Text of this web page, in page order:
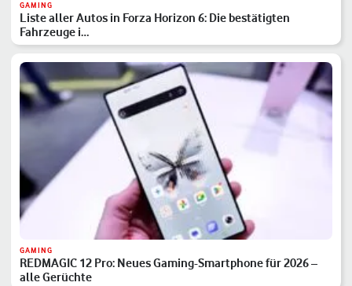
GAMING
Liste aller Autos in Forza Horizon 6: Die bestätigten
Fahrzeuge i…
GAMING
REDMAGIC 12 Pro: Neues Gaming-Smartphone für 2026 –
alle Gerüchte